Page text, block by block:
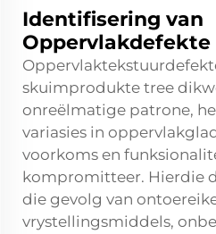
Identifisering van
Oppervlakdefekte
skuimprodukte tree
onreëlmatige patrone,
variasies in
voorkoms en
kompromitteer. Hierdie
die gevolg van
vrystellingsmiddels,